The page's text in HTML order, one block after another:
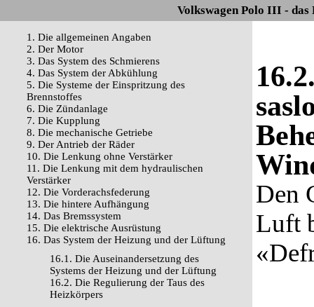
Volkswagen Polo III - das
1. Die allgemeinen Angaben
2. Der Motor
3. Das System des Schmierens
4. Das System der Abkühlung
5. Die Systeme der Einspritzung des
Brennstoffes
6. Die Zündanlage
7. Die Kupplung
8. Die mechanische Getriebe
9. Der Antrieb der Räder
10. Die Lenkung ohne Verstärker
11. Die Lenkung mit dem hydraulischen
Verstärker
12. Die Vorderachsfederung
13. Die hintere Aufhängung
14. Das Bremssystem
15. Die elektrische Ausrüstung
16. Das System der Heizung und der Lüftung
16.1. Die Auseinandersetzung des
Systems der Heizung und der Lüftung
16.2. Die Regulierung der Taus des
Heizkörpers
Den
Luft